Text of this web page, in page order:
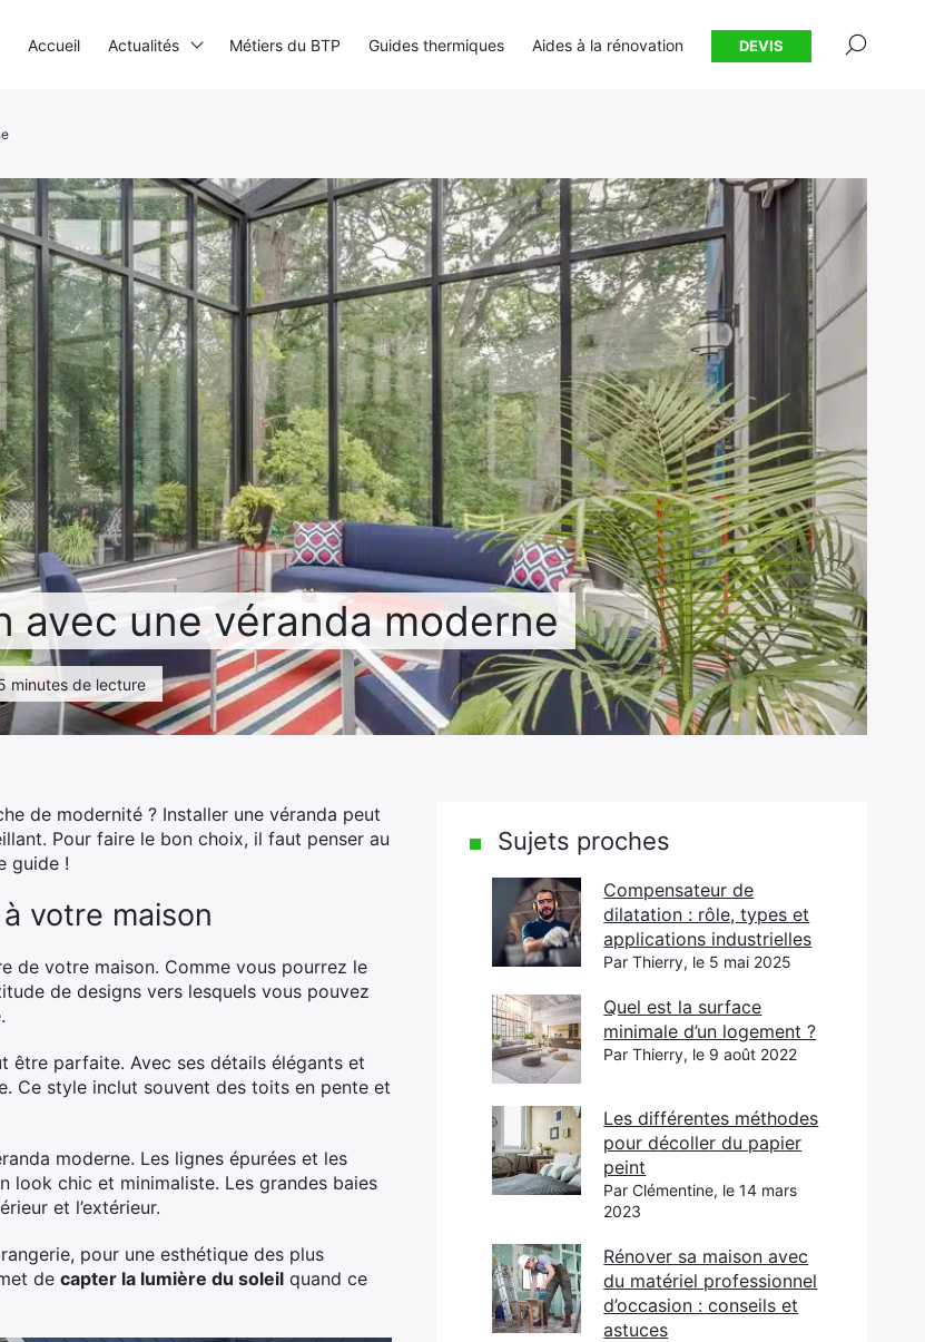
avec une véranda moderne
minutes de lecture
de modernité ? Installer une véranda peut
Pour faire le bon choix, il faut penser au
guide !
votre maison
de votre maison. Comme vous pourrez le
de designs vers lesquels vous pouvez
être parfaite. Avec ses détails élégants et
Ce style inclut souvent des toits en pente et
moderne. Les lignes épurées et les
look chic et minimaliste. Les grandes baies
et l’extérieur.
pour une esthétique des plus
de capter la lumière du soleil quand ce
Sujets proches
Compensateur de
dilatation : rôle, types et
applications industrielles
Par Thierry, le 5 mai 2025
Quel est la surface
minimale d’un logement ?
Par Thierry, le 9 août 2022
Les différentes méthodes
pour décoller du papier
peint
Par Clémentine, le 14 mars
2023
Rénover sa maison avec
du matériel professionnel
d’occasion : conseils et
astuces
Accueil Actualités Métiers du BTP Guides thermiques Aides à la rénovation DEVIS